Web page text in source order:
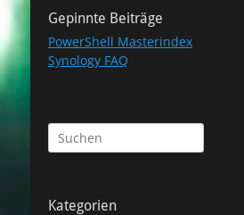
Gepinnte Beiträge
PowerShell Masterindex
Synology FAQ
Suchen
nach:
Kategorien